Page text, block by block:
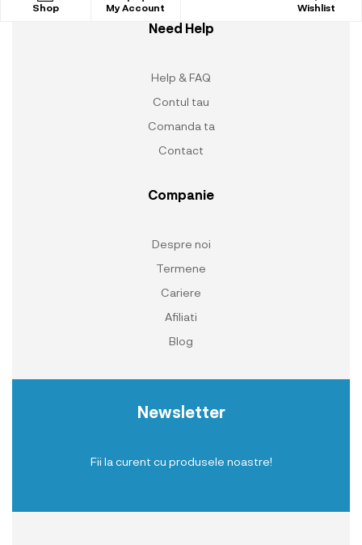
Shop My Account Wishlist
Need Help
Help & FAQ
Contul tau
Comanda ta
Contact
Companie
Despre noi
Termene
Cariere
Afiliati
Blog
Newsletter
Fii la curent cu produsele noastre!